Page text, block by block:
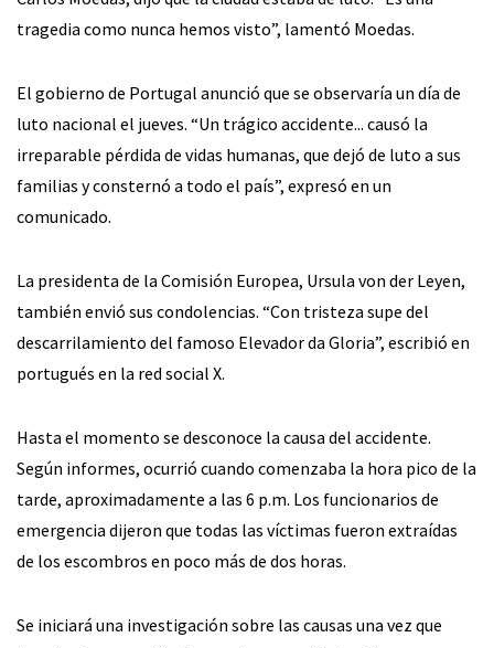
tragedia como nunca hemos visto”, lamentó Moedas.
El gobierno de Portugal anunció que se observaría un día de
luto nacional el jueves. “Un trágico accidente... causó la
irreparable pérdida de vidas humanas, que dejó de luto a sus
familias y consternó a todo el país”, expresó en un
comunicado.
La presidenta de la Comisión Europea, Ursula von der Leyen,
también envió sus condolencias. “Con tristeza supe del
descarrilamiento del famoso Elevador da Gloria”, escribió en
portugués en la red social X.
Hasta el momento se desconoce la causa del accidente.
Según informes, ocurrió cuando comenzaba la hora pico de la
tarde, aproximadamente a las 6 p.m. Los funcionarios de
emergencia dijeron que todas las víctimas fueron extraídas
de los escombros en poco más de dos horas.
Se iniciará una investigación sobre las causas una vez que